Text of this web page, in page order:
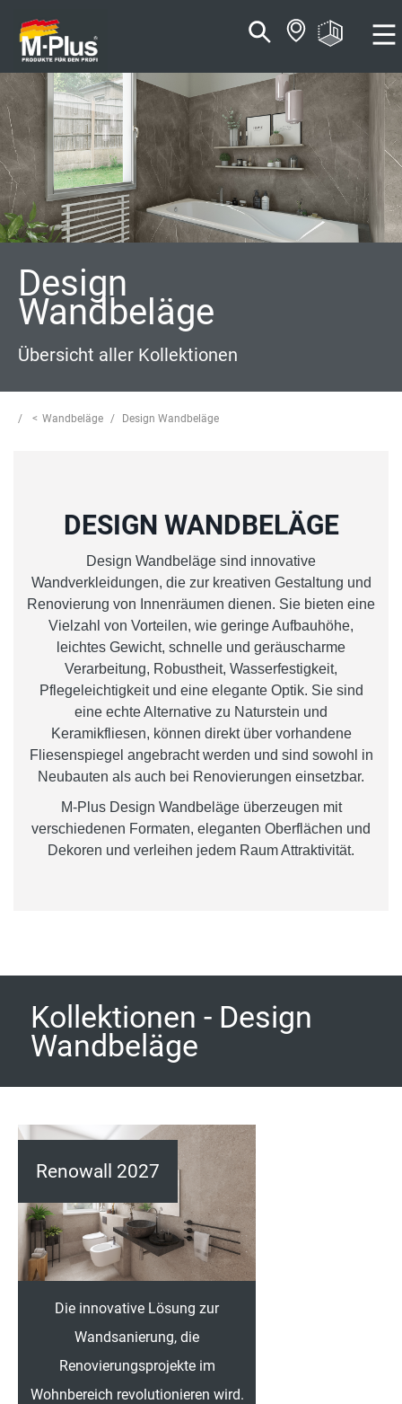
Inhalt
springen
Navigationsmenü
springen
Übersicht aller Kollektionen
Design
Wandbeläge
Wandbeläge Design Wandbeläge
DESIGN WANDBELÄGE
Design Wandbeläge sind innovative
Wandverkleidungen, die zur kreativen Gestaltung und
Renovierung von Innenräumen dienen. Sie bieten eine
Vielzahl von Vorteilen, wie geringe Aufbauhöhe,
leichtes Gewicht, schnelle und geräuscharme
Verarbeitung, Robustheit, Wasserfestigkeit,
Pflegeleichtigkeit und eine elegante Optik. Sie sind
eine echte Alternative zu Naturstein und
Keramikfliesen, können direkt über vorhandene
Fliesenspiegel angebracht werden und sind sowohl in
Neubauten als auch bei Renovierungen einsetzbar.
M-Plus Design Wandbeläge überzeugen mit
verschiedenen Formaten, eleganten Oberflächen und
Dekoren und verleihen jedem Raum Attraktivität.
Kollektionen - Design
Wandbeläge
Renowall 2027
Die innovative Lösung zur
Wandsanierung, die
Renovierungsprojekte im
Wohnbereich revolutionieren wird.